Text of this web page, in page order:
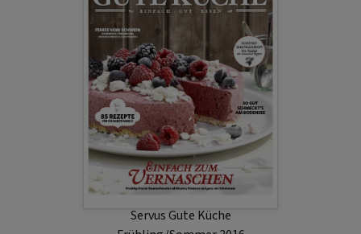
Servus Gute Küche